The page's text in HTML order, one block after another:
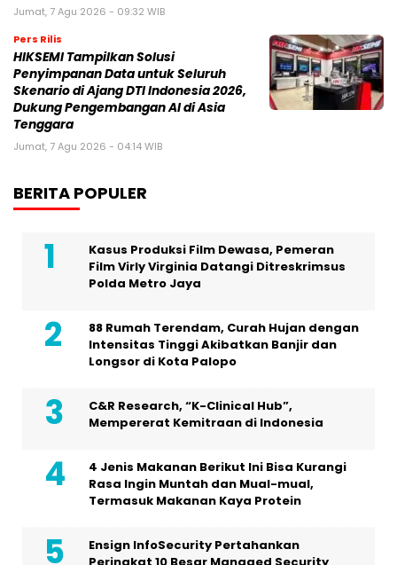
Jumat, 7 Agu 2026 - 09:32 WIB
Pers Rilis
HIKSEMI Tampilkan Solusi
Penyimpanan Data untuk Seluruh
Skenario di Ajang DTI Indonesia 2026,
Dukung Pengembangan AI di Asia
Tenggara
Jumat, 7 Agu 2026 - 04:14 WIB
BERITA POPULER
Kasus Produksi Film Dewasa, Pemeran
Film Virly Virginia Datangi Ditreskrimsus
Polda Metro Jaya
88 Rumah Terendam, Curah Hujan dengan
Intensitas Tinggi Akibatkan Banjir dan
Longsor di Kota Palopo
C&R Research, “K-Clinical Hub”,
Mempererat Kemitraan di Indonesia
4 Jenis Makanan Berikut Ini Bisa Kurangi
Rasa Ingin Muntah dan Mual-mual,
Termasuk Makanan Kaya Protein
Ensign InfoSecurity Pertahankan